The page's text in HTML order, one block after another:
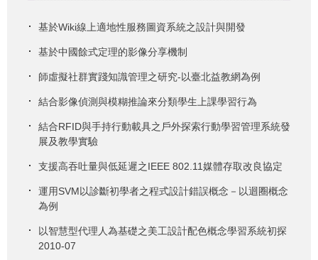
基於Wiki線上適地性服務圖資系統之設計與開發
基於中國餘式定理的影像分享機制
師虛擬社群實踐知識管理之研究-以臺北益教網為例
結合影像偵測與模糊推論來分類學生上課學習行為
結合RFID與手持行動載具之戶外探索行動學習管理系統發
展及教學實驗
支援高吞吐量與低延遲之IEEE 802.11媒體存取改良協定
運用SVM以診斷初學者之程式設計錯誤概念－以迴圈概念
為例
以智慧型代理人為基礎之美工設計配色概念學習系統初探
2010-07